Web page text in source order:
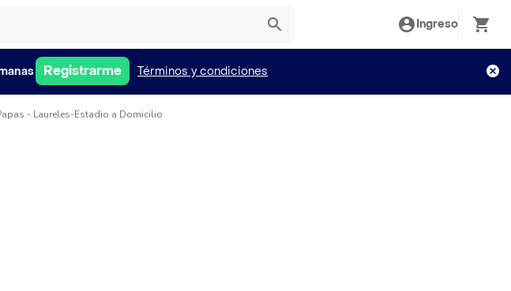
Ingreso
Registrarme Términos y condiciones
- Laureles-Estadio a Domicilio